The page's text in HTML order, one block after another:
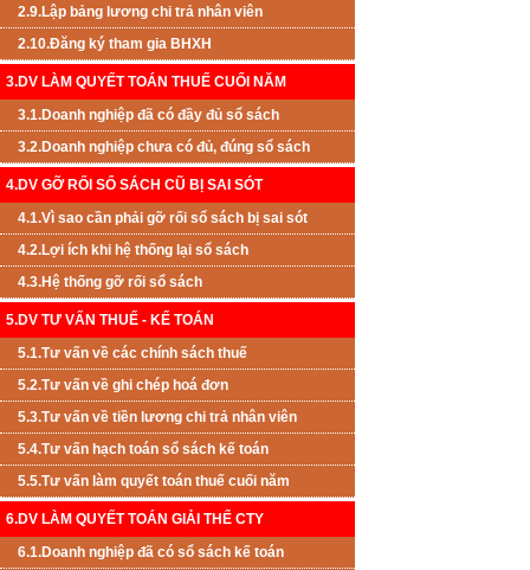
2.9.Lập bảng lương chi trả nhân viên
2.10.Đăng ký tham gia BHXH
3.DV LÀM QUYẾT TOÁN THUẾ CUỐI NĂM
3.1.Doanh nghiệp đã có đầy đủ sổ sách
3.2.Doanh nghiệp chưa có đủ, đúng sổ sách
4.DV GỠ RỐI SỔ SÁCH CŨ BỊ SAI SÓT
4.1.Vì sao cần phải gỡ rối sổ sách bị sai sót
4.2.Lợi ích khi hệ thống lại sổ sách
4.3.Hệ thống gỡ rối sổ sách
5.DV TƯ VẤN THUẾ - KẾ TOÁN
5.1.Tư vấn về các chính sách thuế
5.2.Tư vấn về ghi chép hoá đơn
5.3.Tư vấn về tiền lương chi trả nhân viên
5.4.Tư vấn hạch toán sổ sách kế toán
5.5.Tư vấn làm quyết toán thuế cuối năm
6.DV LÀM QUYẾT TOÁN GIẢI THỂ CTY
6.1.Doanh nghiệp đã có sổ sách kế toán